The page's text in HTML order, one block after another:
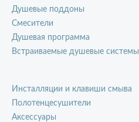
Душевые поддоны
Смесители
Душевая программа
Встраиваемые душевые системы
Инсталляции и клавиши смыва
Полотенцесушители
Аксессуары